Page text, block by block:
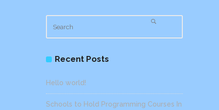
Recent Posts
Hello world!
Schools to Hold Programming Courses In